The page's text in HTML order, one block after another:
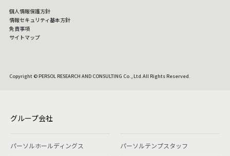
Copyright © PERSOL RESEARCH AND CONSULTING Co., Ltd.All Rights Reserved.
個人情報保護方針
情報セキュリティ基本方針
免責事項
サイトマップ
グループ会社
パーソルホールディングス パーソルテンプスタッフ